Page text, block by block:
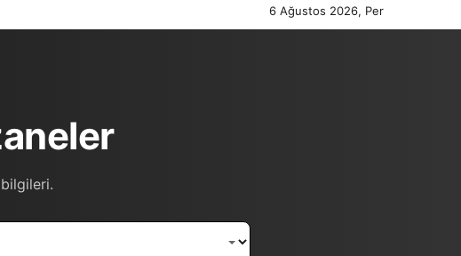
6 Ağustos 2026, Per